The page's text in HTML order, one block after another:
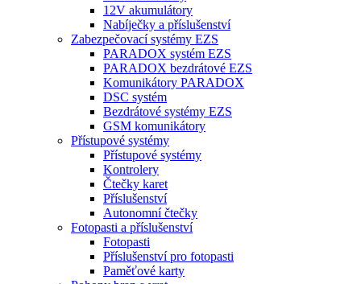
12V akumulátory
Nabíječky a příslušenství
Zabezpečovací systémy EZS
PARADOX systém EZS
PARADOX bezdrátové EZS
Komunikátory PARADOX
DSC systém
Bezdrátové systémy EZS
GSM komunikátory
Přístupové systémy
Přístupové systémy
Kontrolery
Čtečky karet
Příslušenství
Autonomní čtečky
Fotopasti a příslušenství
Fotopasti
Příslušenství pro fotopasti
Paměťové karty